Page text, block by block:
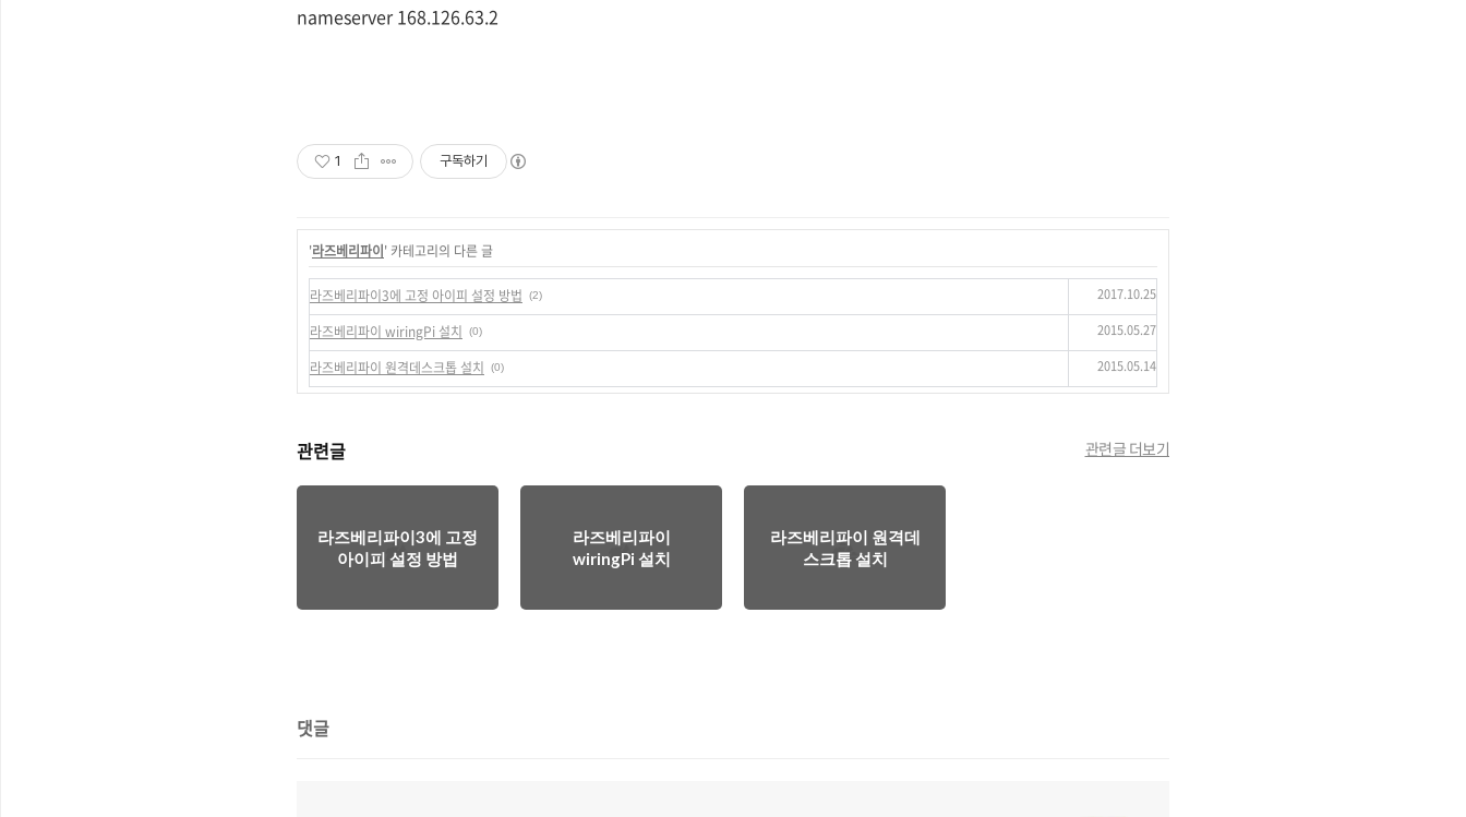
nameserver 168.126.63.2
1 구독하기
'라즈베리파이' 카테고리의 다른 글
라즈베리파이3에 고정 아이피 설정 방법 (2) 2017.10.25
라즈베리파이 wiringPi 설치 (0) 2015.05.27
라즈베리파이 원격데스크톱 설치 (0) 2015.05.14
관련글 관련글 더보기
라즈베리파이3에 고정
아이피 설정 방법
라즈베리파이
wiringPi 설치
라즈베리파이 원격데
스크톱 설치
댓글